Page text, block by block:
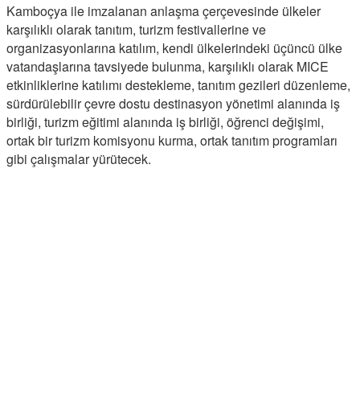
Kamboçya ile imzalanan anlaşma çerçevesinde ülkeler
karşılıklı olarak tanıtım, turizm festivallerine ve
organizasyonlarına katılım, kendi ülkelerindeki üçüncü ülke
vatandaşlarına tavsiyede bulunma, karşılıklı olarak MICE
etkinliklerine katılımı destekleme, tanıtım gezileri düzenleme,
sürdürülebilir çevre dostu destinasyon yönetimi alanında iş
birliği, turizm eğitimi alanında iş birliği, öğrenci değişimi,
ortak bir turizm komisyonu kurma, ortak tanıtım programları
gibi çalışmalar yürütecek.